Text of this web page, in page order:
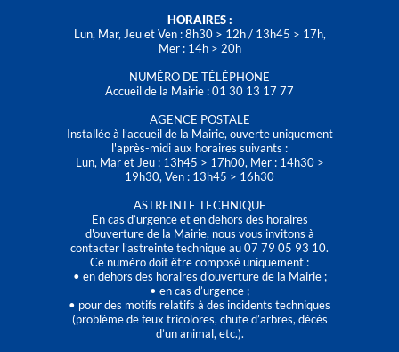
HORAIRES :
Lun, Mar, Jeu et Ven : 8h30 > 12h / 13h45 > 17h,
Mer : 14h > 20h
NUMÉRO DE TÉLÉPHONE
Accueil de la Mairie : 01 30 13 17 77
AGENCE POSTALE
Installée à l’accueil de la Mairie, ouverte uniquement
l'après-midi aux horaires suivants :
Lun, Mar et Jeu : 13h45 > 17h00, Mer : 14h30 >
19h30, Ven : 13h45 > 16h30
ASTREINTE TECHNIQUE
En cas d’urgence et en dehors des horaires
d'ouverture de la Mairie, nous vous invitons à
contacter l’astreinte technique au 07 79 05 93 10.
Ce numéro doit être composé uniquement :
• en dehors des horaires d’ouverture de la Mairie ;
• en cas d’urgence ;
• pour des motifs relatifs à des incidents techniques
(problème de feux tricolores, chute d’arbres, décès
d’un animal, etc.).